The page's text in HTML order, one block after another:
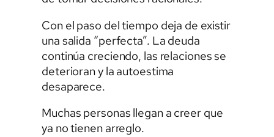
Con el paso del tiempo deja de existir
una salida “perfecta”. La deuda
continúa creciendo, las relaciones se
deterioran y la autoestima
desaparece.
Muchas personas llegan a creer que
ya no tienen arreglo.